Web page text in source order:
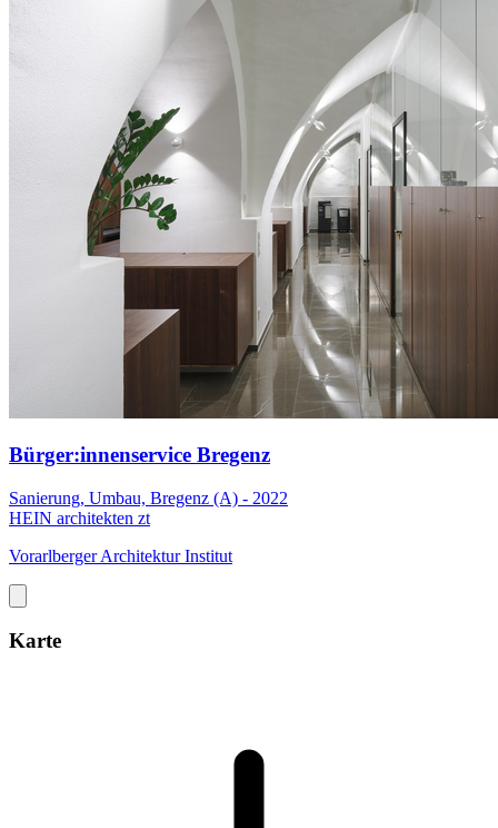
Bürger:innenservice Bregenz
Sanierung, Umbau, Bregenz (A) - 2022
HEIN architekten zt
Vorarlberger Architektur Institut
Karte